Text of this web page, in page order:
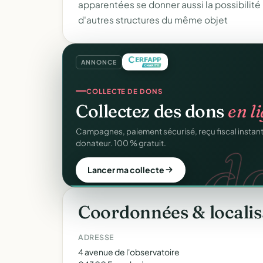
apparentées se donner aussi la
d'autres structures du même objet
ANNONCE
SITE WEB
Votre site web
Une page publique élégante et un site de collecte,
Sans webmaster.
Créer mon site gratuit
COLLECTE DE DONS
Collectez des donsen
Campagnes, paiement sécurisé, reçu fiscal
donateur. 100 % gratuit.
Lancer ma collecte
Coordonnées &
ADRESSE
4 avenue de l'observatoire